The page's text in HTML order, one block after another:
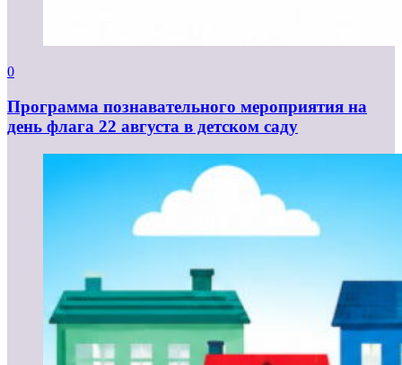
0
Программа познавательного мероприятия на
день флага 22 августа в детском саду